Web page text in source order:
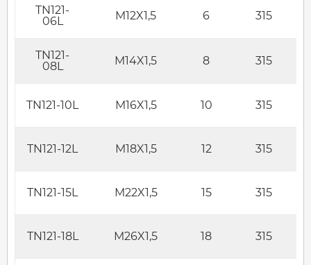
TN121-
06L
M12X1,5 6 315
TN121-
08L
M14X1,5 8 315
TN121-10L M16X1,5 10 315
TN121-12L M18X1,5 12 315
TN121-15L M22X1,5 15 315
TN121-18L M26X1,5 18 315